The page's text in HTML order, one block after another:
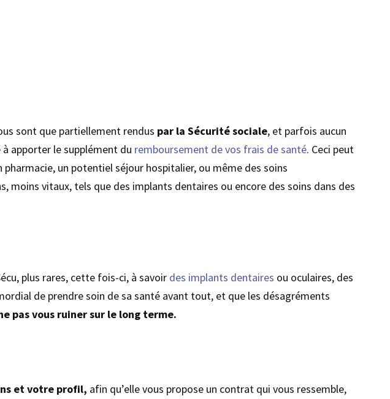
sont que partiellement rendus par la Sécurité sociale, et parfois aucun
apporter le supplément du remboursement de vos frais de santé. Ceci peut
un potentiel séjour hospitalier, ou même des soins
moins vitaux, tels que des implants dentaires ou encore des soins dans des
plus rares, cette fois-ci, à savoir des implants dentaires ou oculaires, des
de prendre soin de sa santé avant tout, et que les désagréments
pas vous ruiner sur le long terme.
et votre profil, afin qu’elle vous propose un contrat qui vous ressemble,